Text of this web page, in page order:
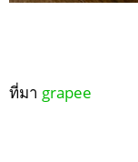
ที่มา grapee